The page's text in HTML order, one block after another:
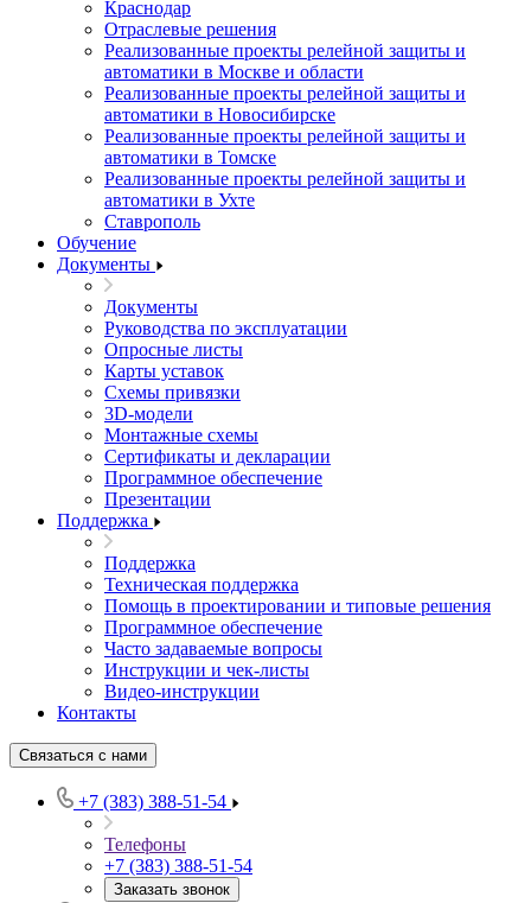
Краснодар
Отраслевые решения
Реализованные проекты релейной защиты и
автоматики в Москве и области
Реализованные проекты релейной защиты и
автоматики в Новосибирске
Реализованные проекты релейной защиты и
автоматики в Томске
Реализованные проекты релейной защиты и
автоматики в Ухте
Ставрополь
Обучение
Документы
Документы
Руководства по эксплуатации
Опросные листы
Карты уставок
Схемы привязки
3D-модели
Монтажные схемы
Сертификаты и декларации
Программное обеспечение
Презентации
Поддержка
Поддержка
Техническая поддержка
Помощь в проектировании и типовые решения
Программное обеспечение
Часто задаваемые вопросы
Инструкции и чек-листы
Видео-инструкции
Контакты
Связаться с нами
+7 (383) 388-51-54
Телефоны
+7 (383) 388-51-54
Заказать звонок